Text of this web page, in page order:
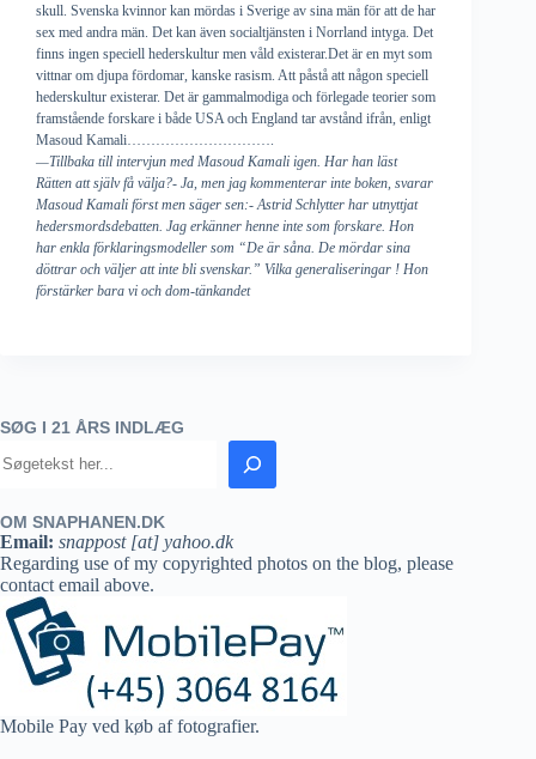
skull. Svenska kvinnor kan mördas i Sverige av sina män för att de har
sex med andra män. Det kan även socialtjänsten i Norrland intyga. Det
finns ingen speciell hederskultur men våld existerar.Det är en myt som
vittnar om djupa fördomar, kanske rasism. Att påstå att någon speciell
hederskultur existerar. Det är gammalmodiga och förlegade teorier som
framstående forskare i både USA och England tar avstånd ifrån, enligt
Masoud Kamali………………………….
—Tillbaka till intervjun med Masoud Kamali igen. Har han läst
Rätten att själv få välja?- Ja, men jag kommenterar inte boken, svarar
Masoud Kamali först men säger sen:- Astrid Schlytter har utnyttjat
hedersmordsdebatten. Jag erkänner henne inte som forskare. Hon
har enkla förklaringsmodeller som “De är såna. De mördar sina
döttrar och väljer att inte bli svenskar.” Vilka generaliseringar ! Hon
förstärker bara vi och dom-tänkandet
SØG I 21 ÅRS INDLÆG
OM SNAPHANEN.DK
Email: snappost [at] yahoo.dk
Regarding use of my copyrighted photos on the blog, please
contact email above.
Mobile Pay ved køb af fotografier.